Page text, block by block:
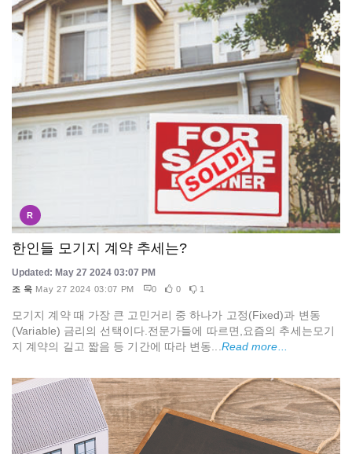
R
한인들 모기지 계약 추세는?
Updated: May 27 2024 03:07 PM
조 욱 May 27 2024 03:07 PM 0 0 1
모기지 계약 때 가장 큰 고민거리 중 하나가 고정(Fixed)과 변동
(Variable) 금리의 선택이다.전문가들에 따르면,요즘의 추세는모기
지 계약의 길고 짧음 등 기간에 따라 변동... Read more...